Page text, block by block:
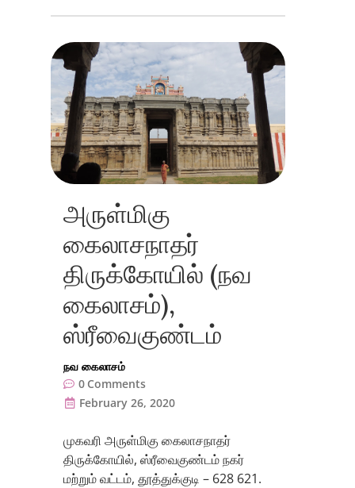
அருள்மிகு
கைலாசநாதர்
திருக்கோயில் (நவ
கைலாசம்),
ஸ்ரீவைகுண்டம்
நவ கைலாசம்
0 Comments
February 26, 2020
முகவரி அருள்மிகு கைலாசநாதர்
திருக்கோயில், ஸ்ரீவைகுண்டம் நகர்
மற்றும் வட்டம், தூத்துக்குடி – 628 621.